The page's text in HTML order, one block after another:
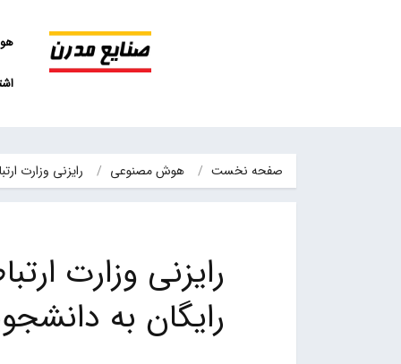
صفحه نخست هوش مصنوعی رایزنی وزارت
رایزنی وزارت
رایگان به